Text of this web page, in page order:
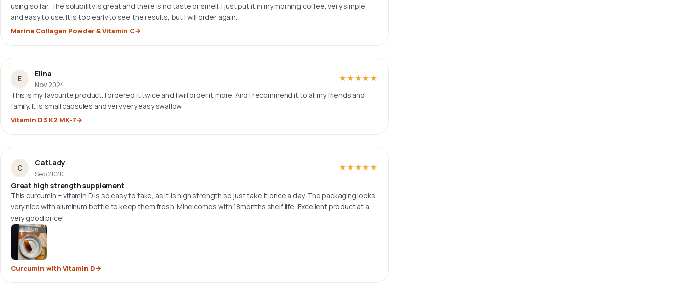
using so far. The solubility is great and there is no taste or smell. I just put it in my morning coffee, very simple
and easy to use. It is too early to see the results, but I will order again.
Marine Collagen Powder & Vitamin C
E
Elina
Nov 2024
★★★★★
★★★★★
This is my favourite product. I ordered it twice and I will order it more. And I recommend it to all my friends and
family. It is small capsules and very very easy swallow.
Vitamin D3 K2 MK-7
C
CatLady
Sep 2020
★★★★★
★★★★★
Great high strength supplement
This curcumin + vitamin D is so easy to take, as it is high strength so just take it once a day. The packaging looks
very nice with aluminum bottle to keep them fresh. Mine comes with 18months shelf life. Excellent product at a
very good price!
Curcumin with Vitamin D